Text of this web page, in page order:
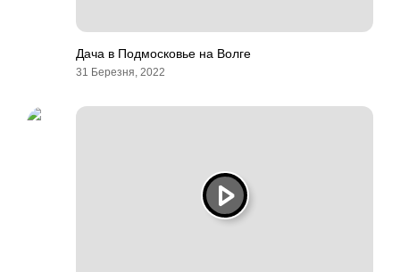
Дача в Подмосковье на Волге
31 Березня, 2022